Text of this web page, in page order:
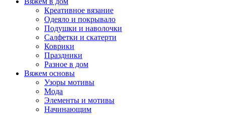
Креативное вязание
Одеяло и покрывало
Подушки и наволочки
Салфетки и скатерти
Коврики
Праздники
Разное в дом
Вяжем основы
Узоры мотивы
Мода
Элементы и мотивы
Начинающим